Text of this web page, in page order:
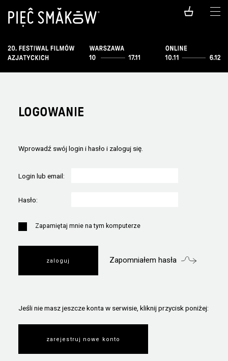
LOGOWANIE
Wprowadź swój login i hasło i zaloguj się.
Login lub email:
Hasło:
Zapamiętaj mnie na tym komputerze
Zapomniałem hasła
Jeśli nie masz jeszcze konta w serwisie, kliknij przycisk poniżej:
zarejestruj nowe konto